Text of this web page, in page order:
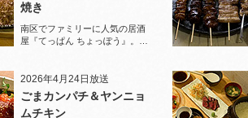
焼き
南区でファミリーに人気の居酒
屋『てっぱん ちょっぽう』。王
2026年4月24日放送
ごまカンパチ＆ヤンニョ
ムチキン